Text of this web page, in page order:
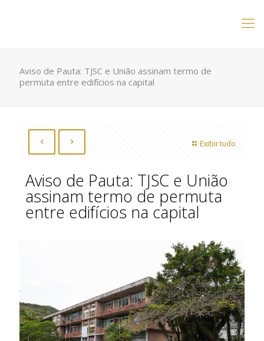
Aviso de Pauta: TJSC e União assinam termo de
permuta entre edifícios na capital
Exibir tudo
Aviso de Pauta: TJSC e União
assinam termo de permuta
entre edifícios na capital